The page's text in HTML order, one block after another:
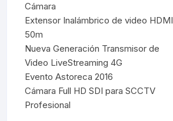
Cámara
Extensor Inalámbrico de video HDMI
50m
Nueva Generación Transmisor de
Video LiveStreaming 4G
Evento Astoreca 2016
Cámara Full HD SDI para SCCTV
Profesional